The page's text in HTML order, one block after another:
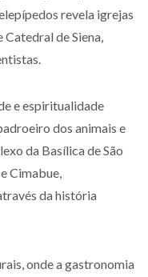
revela igrejas
de Siena,
e espiritualidade
dos animais e
da Basílica de São
Cimabue,
da história
onde a gastronomia